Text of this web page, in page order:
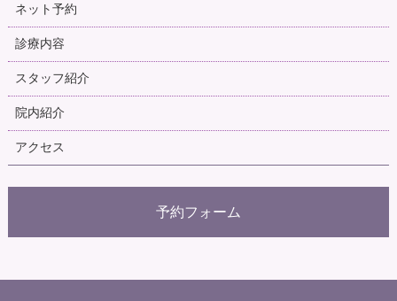
ネット予約
診療内容
スタッフ紹介
院内紹介
アクセス
予約フォーム